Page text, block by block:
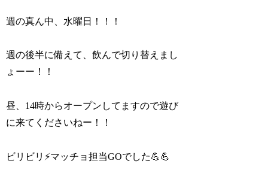
週の真ん中、水曜日！！！
週の後半に備えて、飲んで切り替えまし
ょーー！！
昼、14時からオープンしてますので遊び
に来てくださいねー！！
ビリビリ⚡️マッチョ担当GOでした💪💪